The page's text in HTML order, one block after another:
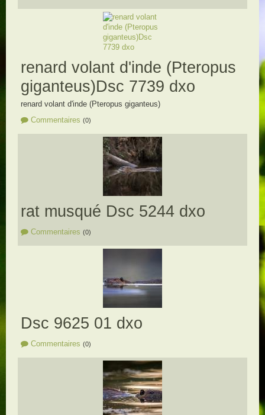
renard volant d'inde (Pteropus
giganteus)Dsc 7739 dxo
renard volant d'inde (Pteropus giganteus)
Commentaires (0)
rat musqué Dsc 5244 dxo
Commentaires (0)
Dsc 9625 01 dxo
Commentaires (0)